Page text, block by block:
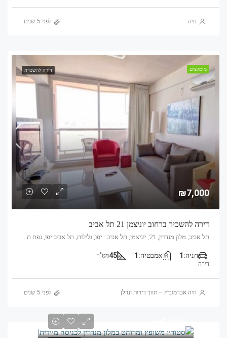
חיה לפני 5 שנים
מומלצים דירה להשכרה
₪7,000
דירה להשכיר ברחוב יוניצמן 21 תל אביב
תל אביב, מלון מנדרין, 21, יוניצמן, תל אביב - יפו, גלילות, תל אביב-יפו, נפת תל אביב, מחוז תל אביב, no, ישראל
חניה: 1 אמבטיה: 1
45מט"ר
דירה
חיה אברמוביץ – תווך דירות ונדלן לפני 5 שנים